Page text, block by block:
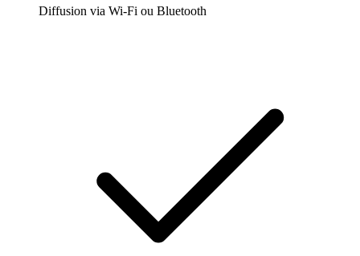
Diffusion via Wi-Fi ou Bluetooth